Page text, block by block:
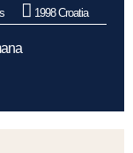
1998 Croatia